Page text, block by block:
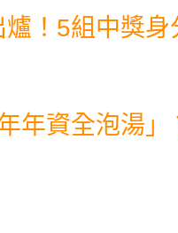
爐！5組中獎
年資全泡湯